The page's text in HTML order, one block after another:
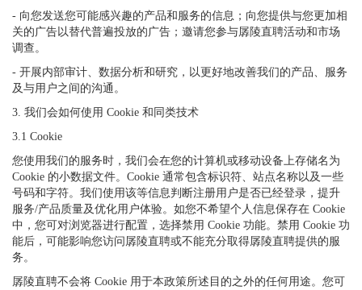
- 向您发送您可能感兴趣的产品和服务的信息；向您提供与您更加相
关的广告以替代普遍投放的广告；邀请您参与孱陵直聘活动和市场
调查。
- 开展内部审计、数据分析和研究，以更好地改善我们的产品、服务
及与用户之间的沟通。
3. 我们会如何使用 Cookie 和同类技术
3.1 Cookie
您使用我们的服务时，我们会在您的计算机或移动设备上存储名为
Cookie 的小数据文件。Cookie 通常包含标识符、站点名称以及一些
号码和字符。我们使用该等信息判断注册用户是否已经登录，提升
服务/产品质量及优化用户体验。如您不希望个人信息保存在 Cookie
中，您可对浏览器进行配置，选择禁用 Cookie 功能。禁用 Cookie 功
能后，可能影响您访问孱陵直聘或不能充分取得孱陵直聘提供的服
务。
孱陵直聘不会将 Cookie 用于本政策所述目的之外的任何用途。您可